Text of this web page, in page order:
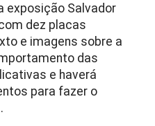
exposição Salvador
dez placas
e imagens sobre a
das
e haverá
para fazer o